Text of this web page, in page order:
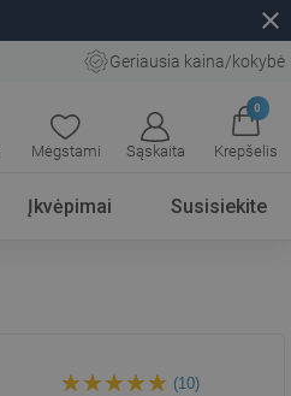
close
Geriausia kaina/kokybė
Mėgstami Sąskaita
0
Krepšelis
Įkvėpimai Susisiekite
laikiklis, auksinis - 7050732-
(10)